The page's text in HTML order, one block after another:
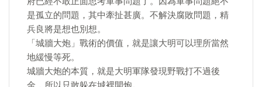
是孤立的問題，其中牽扯甚廣。不解決腐敗問題，精
兵良將是想也別想。
「城牆大炮」戰術的價值，就是讓大明可以理所當然
地緩慢等死。
城牆大炮的本質，就是大明軍隊發現野戰打不過後